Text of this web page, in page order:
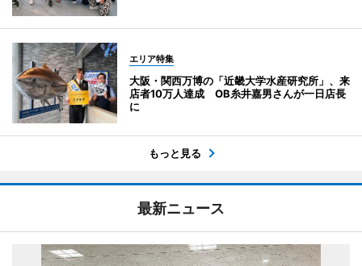
エリア特集
大阪・関西万博の「近畿大学水産研究所」、来
店者10万人達成 OB糸井嘉男さんが一日店長
に
もっと見る
最新ニュース